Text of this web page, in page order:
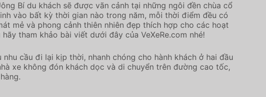
Bí du khách sẽ được vãn cảnh tại những ngôi đền chùa cổ
vào bất kỳ thời gian nào trong năm, mỗi thời điểm đều có
mẻ và phong cảnh thiên nhiên đẹp thích hợp cho các hoạt
tham khảo bài viết dưới đây của VeXeRe.com nhé!
cầu đi lại kịp thời, nhanh chóng cho hành khách ở hai đầu
xe không đón khách dọc và di chuyển trên đường cao tốc,